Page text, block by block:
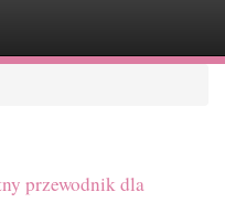
przewodnik dla